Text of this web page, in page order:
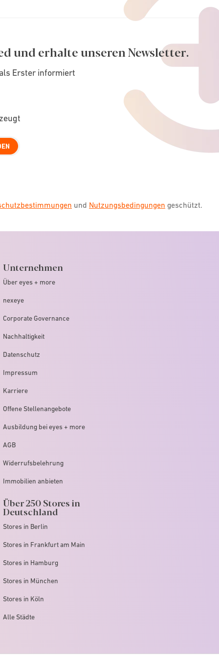
und erhalte unseren Newsletter.
Erster informiert
und Nutzungsbedingungen geschützt.
Unternehmen
Über eyes + more
nexeye
Corporate Governance
Nachhaltigkeit
Datenschutz
Impressum
Karriere
Offene Stellenangebote
Ausbildung bei eyes + more
AGB
Widerrufsbelehrung
Immobilien anbieten
Über 250 Stores in
Deutschland
Stores in Berlin
Stores in Frankfurt am Main
Stores in Hamburg
Stores in München
Stores in Köln
Alle Städte